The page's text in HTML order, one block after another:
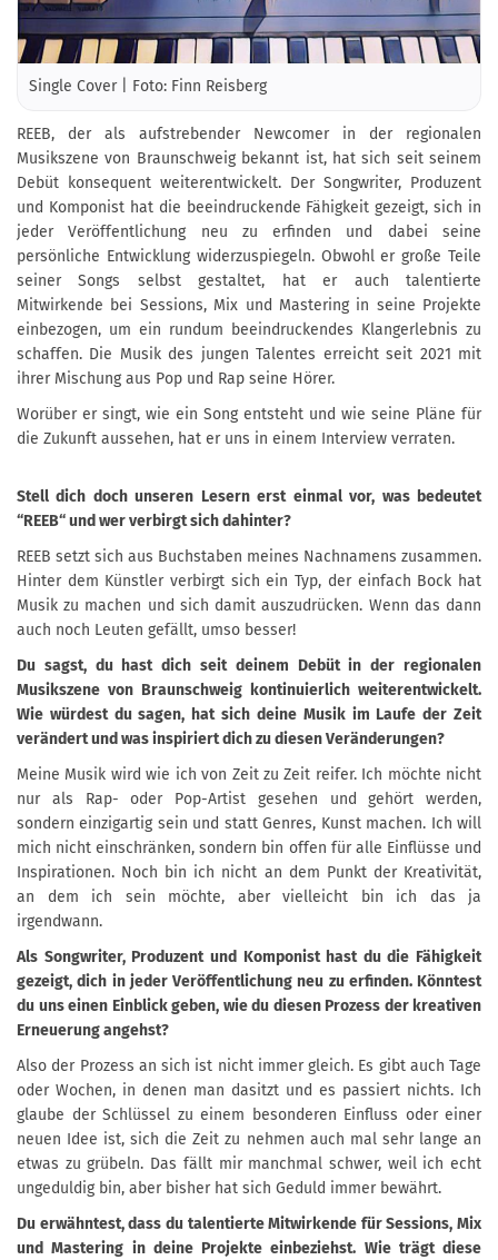
Single Cover | Foto: Finn Reisberg
REEB, der als aufstrebender Newcomer in der regionalen
Musikszene von Braunschweig bekannt ist, hat sich seit seinem
Debüt konsequent weiterentwickelt. Der Songwriter, Produzent
und Komponist hat die beeindruckende Fähigkeit gezeigt, sich in
jeder Veröffentlichung neu zu erfinden und dabei seine
persönliche Entwicklung widerzuspiegeln. Obwohl er große Teile
seiner Songs selbst gestaltet, hat er auch talentierte
Mitwirkende bei Sessions, Mix und Mastering in seine Projekte
einbezogen, um ein rundum beeindruckendes Klangerlebnis zu
schaffen. Die Musik des jungen Talentes erreicht seit 2021 mit
ihrer Mischung aus Pop und Rap seine Hörer.
Worüber er singt, wie ein Song entsteht und wie seine Pläne für
die Zukunft aussehen, hat er uns in einem Interview verraten.
Stell dich doch unseren Lesern erst einmal vor, was bedeutet
“REEB“ und wer verbirgt sich dahinter?
REEB setzt sich aus Buchstaben meines Nachnamens zusammen.
Hinter dem Künstler verbirgt sich ein Typ, der einfach Bock hat
Musik zu machen und sich damit auszudrücken. Wenn das dann
auch noch Leuten gefällt, umso besser!
Du sagst, du hast dich seit deinem Debüt in der regionalen
Musikszene von Braunschweig kontinuierlich weiterentwickelt.
Wie würdest du sagen, hat sich deine Musik im Laufe der Zeit
verändert und was inspiriert dich zu diesen Veränderungen?
Meine Musik wird wie ich von Zeit zu Zeit reifer. Ich möchte nicht
nur als Rap- oder Pop-Artist gesehen und gehört werden,
sondern einzigartig sein und statt Genres, Kunst machen. Ich will
mich nicht einschränken, sondern bin offen für alle Einflüsse und
Inspirationen. Noch bin ich nicht an dem Punkt der Kreativität,
an dem ich sein möchte, aber vielleicht bin ich das ja
irgendwann.
Als Songwriter, Produzent und Komponist hast du die Fähigkeit
gezeigt, dich in jeder Veröffentlichung neu zu erfinden. Könntest
du uns einen Einblick geben, wie du diesen Prozess der kreativen
Erneuerung angehst?
Also der Prozess an sich ist nicht immer gleich. Es gibt auch Tage
oder Wochen, in denen man dasitzt und es passiert nichts. Ich
glaube der Schlüssel zu einem besonderen Einfluss oder einer
neuen Idee ist, sich die Zeit zu nehmen auch mal sehr lange an
etwas zu grübeln. Das fällt mir manchmal schwer, weil ich echt
ungeduldig bin, aber bisher hat sich Geduld immer bewährt.
Du erwähntest, dass du talentierte Mitwirkende für Sessions, Mix
und Mastering in deine Projekte einbeziehst. Wie trägt diese